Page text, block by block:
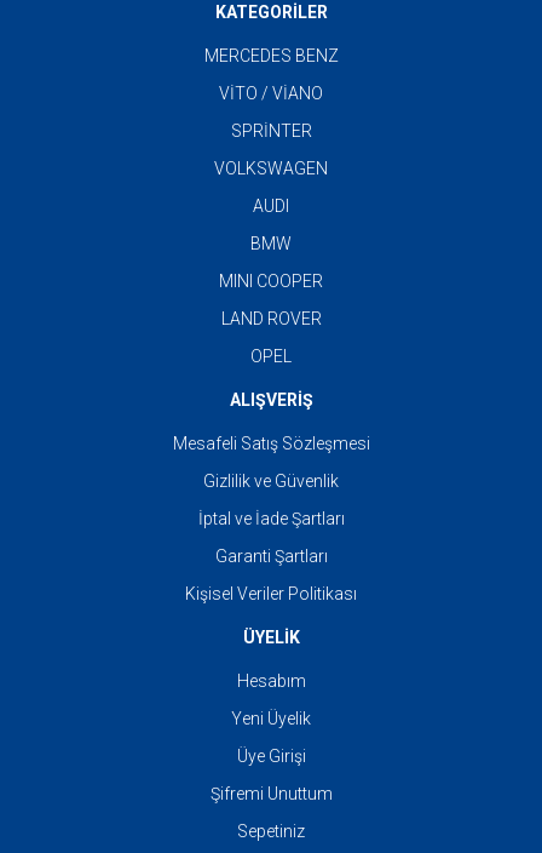
KATEGORİLER
MERCEDES BENZ
VİTO / VİANO
SPRİNTER
VOLKSWAGEN
AUDI
BMW
MINI COOPER
LAND ROVER
OPEL
ALIŞVERİŞ
Mesafeli Satış Sözleşmesi
Gizlilik ve Güvenlik
İptal ve İade Şartları
Garanti Şartları
Kişisel Veriler Politikası
ÜYELİK
Hesabım
Yeni Üyelik
Üye Girişi
Şifremi Unuttum
Sepetiniz